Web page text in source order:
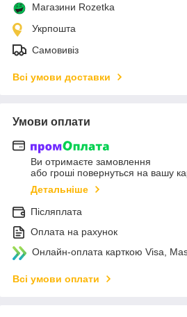
Магазини Rozetka
Укрпошта
Самовивіз
Всі умови доставки
Умови оплати
Ви отримаєте замовлення
або гроші повернуться на вашу
Детальніше
Післяплата
Оплата на рахунок
Онлайн-оплата карткою Visa,
Всі умови оплати